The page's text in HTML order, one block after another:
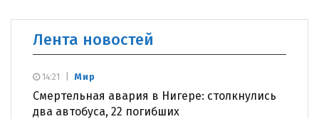
Лента новостей
Мир
Смертельная авария в Нигере: столкнулись
два автобуса, 22 погибших
14:21